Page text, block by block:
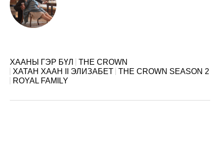
ХААНЫ ГЭР БҮЛ
THE CROWN
ХАТАН ХААН II ЭЛИЗАБЕТ THE CROWN SEASON 2
ROYAL FAMILY